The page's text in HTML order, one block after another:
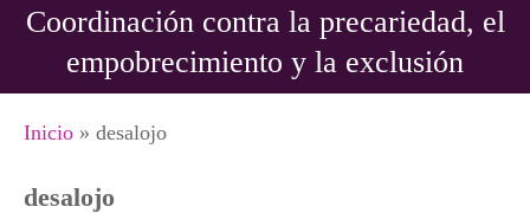
Coordinación contra la precariedad, el
empobrecimiento y la exclusión
Se encuentra usted aquí
Inicio » desalojo
desalojo